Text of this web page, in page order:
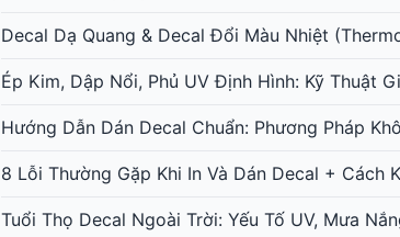
Decal Dạ Quang & Decal Đổi Màu Nhiệt
Ép Kim, Dập Nổi, Phủ UV Định Hình: Kỹ Thuật
Hướng Dẫn Dán Decal Chuẩn: Phương Pháp
8 Lỗi Thường Gặp Khi In Và Dán Decal + Cách
Tuổi Thọ Decal Ngoài Trời: Yếu Tố UV, Mưa